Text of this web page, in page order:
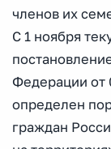
членов их
С 1 ноября
Федерации от
определен
граждан